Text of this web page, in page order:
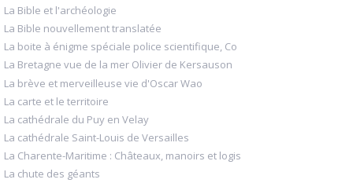
La Bible et l'archéologie
La Bible nouvellement translatée
La boite à énigme spéciale police scientifique, Co
La Bretagne vue de la mer Olivier de Kersauson
La brève et merveilleuse vie d'Oscar Wao
La carte et le territoire
La cathédrale du Puy en Velay
La cathédrale Saint-Louis de Versailles
La Charente-Maritime : Châteaux, manoirs et logis
La chute des géants